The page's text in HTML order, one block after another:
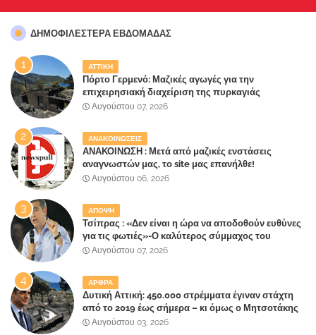
ΔΗΜΟΦΙΛΈΣΤΕΡΑ ΕΒΔΟΜΆΔΑΣ
ΑΤΤΙΚΗ
Πόρτο Γερμενό: Μαζικές αγωγές για την
επιχειρησιακή διαχείριση της πυρκαγιάς
ετοιμάζουν οι κάτοικοι!
Αυγούστου 07, 2026
ΑΝΑΚΟΙΝΩΣΕΙΣ
ΑΝΑΚΟΙΝΩΣΗ : Μετά από μαζικές ενστάσεις
αναγνωστών μας, το site μας επανήλθε!
Αυγούστου 06, 2026
ΑΠΟΨΗ
Τσίπρας : «Δεν είναι η ώρα να αποδοθούν ευθύνες
για τις φωτιές»-Ο καλύτερος σύμμαχος του
Μητσοτάκη
Αυγούστου 07, 2026
ΑΡΘΡΑ
Δυτική Αττική: 450.000 στρέμματα έγιναν στάχτη
από το 2019 έως σήμερα – κι όμως ο Μητσοτάκης
έλαβε 40% και 45% στις εκλογές του 2023,ενώ 50%
Αυγούστου 03, 2026